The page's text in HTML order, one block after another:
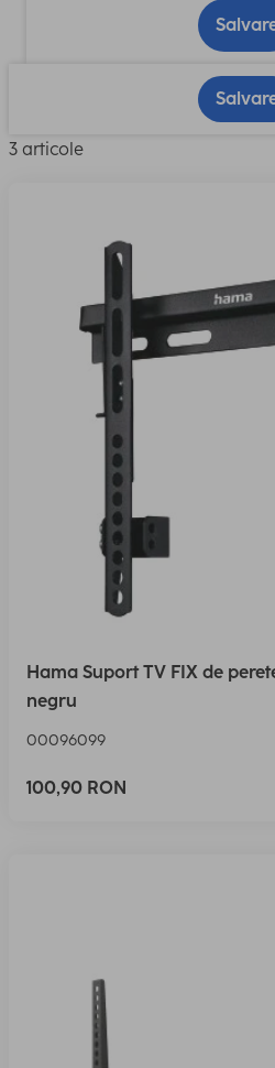
3 articole
Hama Suport TV FIX de
negru
00096099
100,90 RON